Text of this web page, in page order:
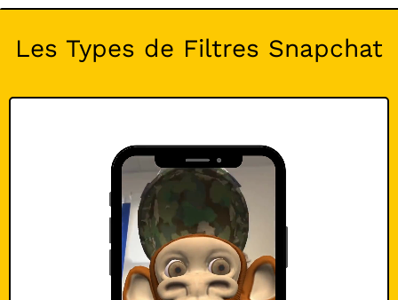
Les Types de Filtres Snapchat